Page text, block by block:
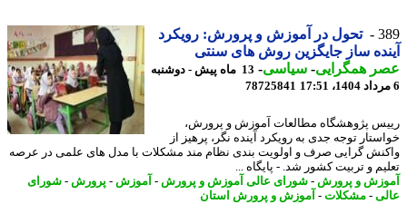
تحول در آموزش و پرورش: رویکرد
ساز جایگزین روش های سنتی
همگرایی -سیاسی-
13 ماه پیش - دوشنبه
78725841
پژوهشگاه مطالعات آموزش و پرورش،
توجه جدی به رویکرد آینده نگر، پرهیز از
گرایی صرف و اولویت بندی نظام مند مشکلات با مدل های علمی در عرصه
و تربیت کشور شد. - پایگاه ...
و پرورش-شورای عالی آموزش و پرورش-آموزش-پرورش-شورای
-مشکلات-آموزش و پرورش استان